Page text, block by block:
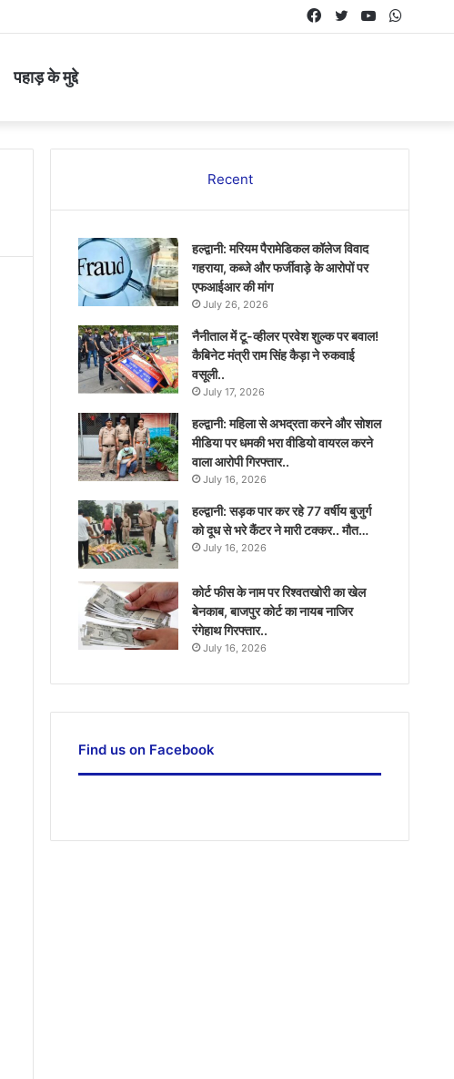
YouTube
Twitter
Facebook
पहाड़ के मुद्दे
Recent
हल्द्वानी: मरियम पैरामेडिकल कॉलेज विवाद
गहराया, कब्जे और फर्जीवाड़े के आरोपों पर
एफआईआर की मांग
July 26, 2026
नैनीताल में टू-व्हीलर प्रवेश शुल्क पर बवाल!
कैबिनेट मंत्री राम सिंह कैड़ा ने रुकवाई
वसूली..
July 17, 2026
हल्द्वानी: महिला से अभद्रता करने और सोशल
मीडिया पर धमकी भरा वीडियो वायरल करने
वाला आरोपी गिरफ्तार..
July 16, 2026
हल्द्वानी: सड़क पार कर रहे 77 वर्षीय बुजुर्ग
को दूध से भरे कैंटर ने मारी टक्कर.. मौत…
July 16, 2026
कोर्ट फीस के नाम पर रिश्वतखोरी का खेल
बेनकाब, बाजपुर कोर्ट का नायब नाजिर
रंगेहाथ गिरफ्तार..
July 16, 2026
Find us on Facebook